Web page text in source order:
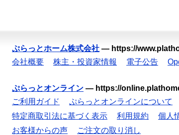
ぷらっとホーム株式会社 — https://
会社概要
株主・投資家情報 電子公告
ぷらっとオンライン — https://
ご利用ガイド
ぷらっとオンラインについて
特定商取引法に基づく表示
利用規約 個人
お客様からの声
ご注文の取り消し